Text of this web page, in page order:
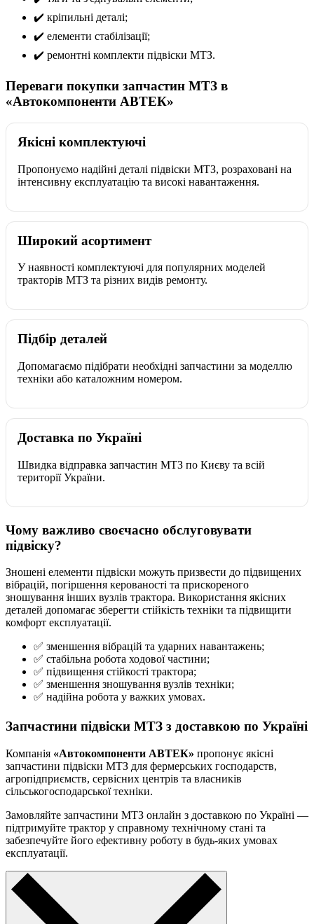
✔️ кріпильні деталі;
✔️ елементи стабілізації;
✔️ ремонтні комплекти підвіски МТЗ.
Переваги покупки запчастин МТЗ в
«Автокомпоненти АВТЕК»
Якісні комплектуючі
Пропонуємо надійні деталі підвіски МТЗ, розраховані на
інтенсивну експлуатацію та високі навантаження.
Широкий асортимент
У наявності комплектуючі для популярних моделей
тракторів МТЗ та різних видів ремонту.
Підбір деталей
Допомагаємо підібрати необхідні запчастини за моделлю
техніки або каталожним номером.
Доставка по Україні
Швидка відправка запчастин МТЗ по Києву та всій
території України.
Чому важливо своєчасно обслуговувати
підвіску?
Зношені елементи підвіски можуть призвести до підвищених
вібрацій, погіршення керованості та прискореного
зношування інших вузлів трактора. Використання якісних
деталей допомагає зберегти стійкість техніки та підвищити
комфорт експлуатації.
✅ зменшення вібрацій та ударних навантажень;
✅ стабільна робота ходової частини;
✅ підвищення стійкості трактора;
✅ зменшення зношування вузлів техніки;
✅ надійна робота у важких умовах.
Запчастини підвіски МТЗ з доставкою по Україні
Компанія «Автокомпоненти АВТЕК» пропонує якісні
запчастини підвіски МТЗ для фермерських господарств,
агропідприємств, сервісних центрів та власників
сільськогосподарської техніки.
Замовляйте запчастини МТЗ онлайн з доставкою по Україні —
підтримуйте трактор у справному технічному стані та
забезпечуйте його ефективну роботу в будь-яких умовах
експлуатації.